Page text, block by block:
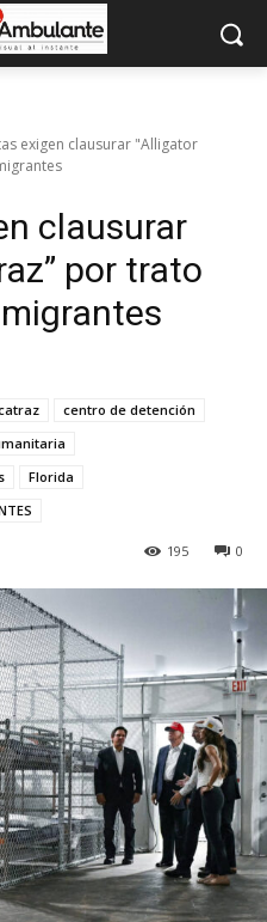
exigen clausurar "Alligator
clausurar
por trato
centro de detención
Florida
0
195